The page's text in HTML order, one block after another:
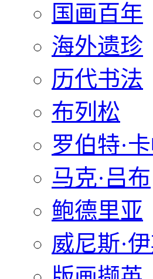
国画百年
海外遗珍
历代书法
布列松
罗伯特·
马克·吕布
鲍德里亚
威尼斯·